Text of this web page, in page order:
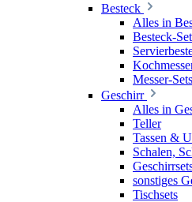
Besteck
Alles in
Besteck-
Messer-Sets
Geschirr
Alles in
Teller
Tassen &
Schalen,
sonstiges
Tischsets